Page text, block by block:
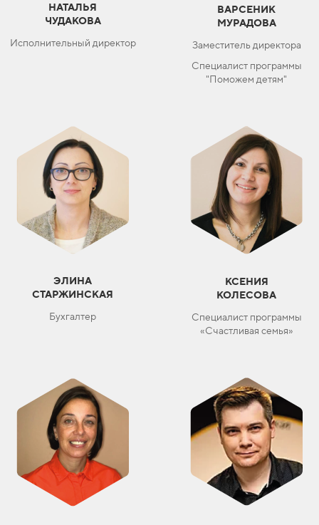
НАТАЛЬЯ
ЧУДАКОВА
Исполнительный директор
ВАРСЕНИК
МУРАДОВА
Заместитель директора
Специалист программы
"Поможем детям"
ЭЛИНА
СТАРЖИНСКАЯ
Бухгалтер
КСЕНИЯ
КОЛЕСОВА
Специалист программы
«Счастливая семья»